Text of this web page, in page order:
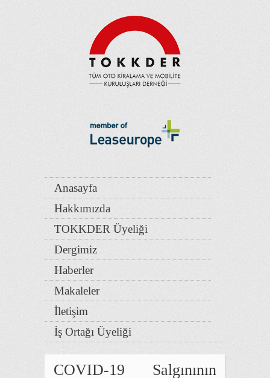
Anasayfa
Hakkımızda
TOKKDER Üyeliği
Dergimiz
Haberler
Makaleler
İletişim
İş Ortağı Üyeliği
COVID-19 Salgınının